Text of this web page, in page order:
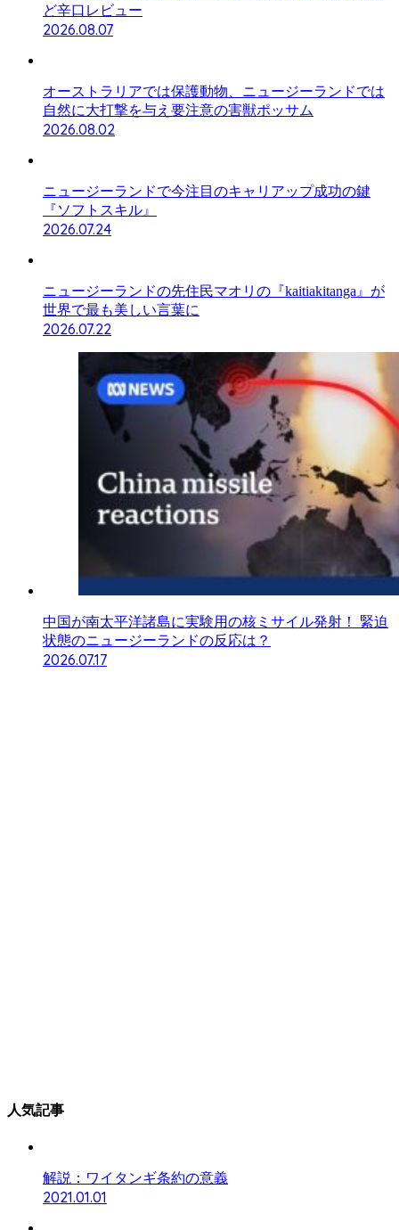
ど辛口レビュー
2026.08.07
オーストラリアでは保護動物、ニュージーランドでは
自然に大打撃を与え要注意の害獣ポッサム
2026.08.02
ニュージーランドで今注目のキャリアップ成功の鍵
『ソフトスキル』
2026.07.24
ニュージーランドの先住民マオリの『kaitiakitanga』が
世界で最も美しい言葉に
2026.07.22
中国が南太平洋諸島に実験用の核ミサイル発射！ 緊迫
状態のニュージーランドの反応は？
2026.07.17
人気記事
解説：ワイタンギ条約の意義
2021.01.01